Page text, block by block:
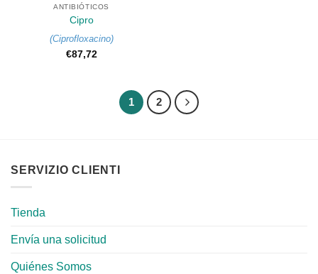
ANTIBIÓTICOS
Cipro
(Ciprofloxacino)
€87,72
1 2
SERVIZIO CLIENTI
Tienda
Envía una solicitud
Quiénes Somos